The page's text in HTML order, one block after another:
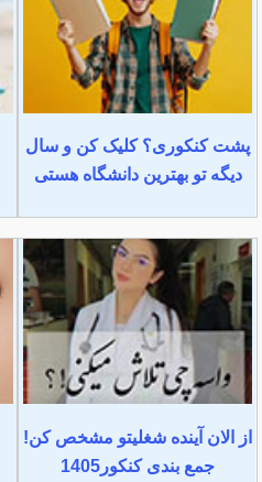
پشت کنکوری؟ کلیک کن و سال
دیگه تو بهترین دانشگاه هستی
از الان آینده شغلیتو مشخص کن!
جمع بندی کنکور1405